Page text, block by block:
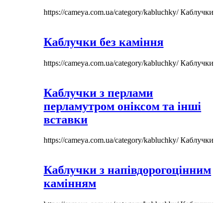
https://cameya.com.ua/category/kabluchky/Каблучки
Каблучки без каміння
https://cameya.com.ua/category/kabluchky/Каблучки
Каблучки з перлами
перламутром оніксом та інші
вставки
https://cameya.com.ua/category/kabluchky/Каблучки
Каблучки з напівдорогоцінним
камінням